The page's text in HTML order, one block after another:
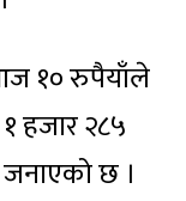
१० रुपैयाँले
हजार २८५
छ ।